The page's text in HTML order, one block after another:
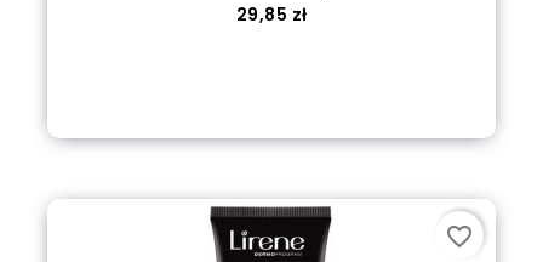
Cena
29,85 zł
favorite_border